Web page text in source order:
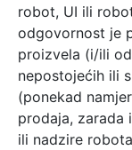
robot, UI ili
odgovornost je
proizvela (i/ili
nepostojećih ili
(ponekad
prodaja, zarada
ili nadzire